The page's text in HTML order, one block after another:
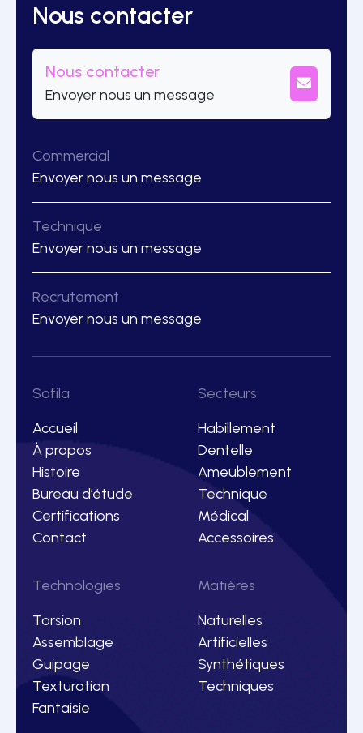
Nous contacter
Nous contacter
Envoyer nous un message
Commercial
Envoyer nous un message
Technique
Envoyer nous un message
Recrutement
Envoyer nous un message
Sofila
Accueil
À propos
Histoire
Bureau d’étude
Certifications
Contact
Secteurs
Habillement
Dentelle
Ameublement
Technique
Médical
Accessoires
Technologies
Torsion
Assemblage
Guipage
Texturation
Fantaisie
Matières
Naturelles
Artificielles
Synthétiques
Techniques